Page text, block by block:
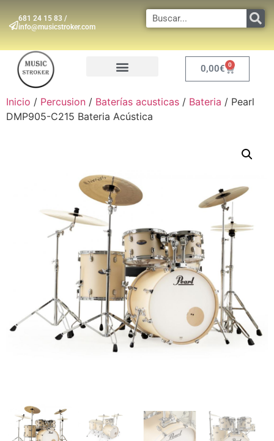
681 24 15 83 /
info@musicstroker.com
0,00€ 0
Inicio / Percusion / Baterías acusticas / Bateria / Pearl
DMP905-C215 Bateria Acústica